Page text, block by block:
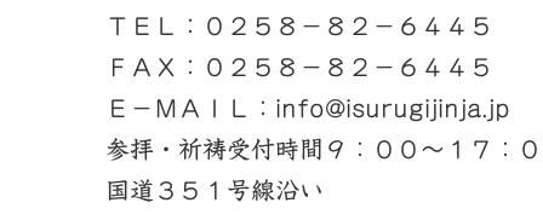
ＴＥＬ：０２５８－８２－６４４５
ＦＡＸ：０２５８－８２－６４４５
Ｅ－ＭＡＩＬ：info@isurugijinja.jp
参拝・祈祷受付時間９：００～１７：
国道３５１号線沿い